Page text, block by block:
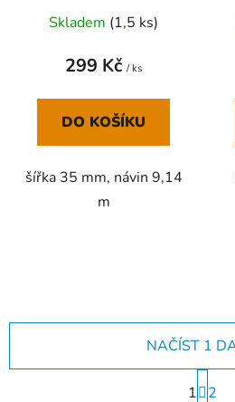
Skladem (1,5 ks)
299 Kč / ks
DO KOŠÍKU
šířka 35 mm, návin 9,14
m
NAČÍST 1
S
t
1
2